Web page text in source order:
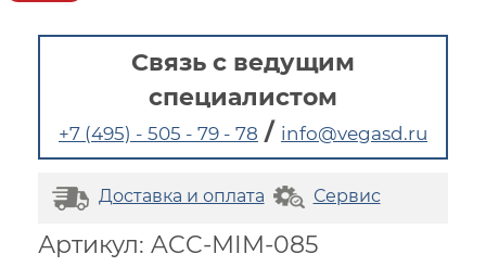
Связь с ведущим
специалистом
+7 (495) - 505 - 79 - 78 / info@vegasd.ru
Доставка и оплата Сервис
Артикул: ACC-MIM-085